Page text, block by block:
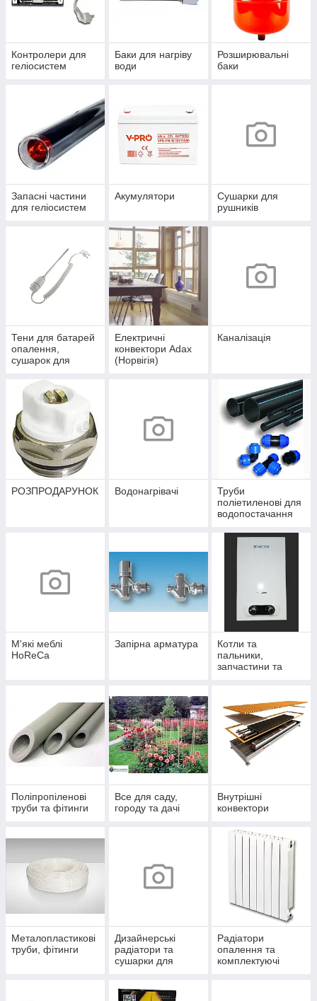
Контролери для
геліосистем
Баки для нагріву
води
Розширювальні
баки
Запасні частини
для геліосистем
Акумулятори
Сушарки для
рушників
Тени для батарей
опалення,
сушарок для
Електричні
конвектори Adax
(Норвігія)
Каналізація
РОЗПРОДАРУНОК Водонагрівачі
Труби
поліетиленові для
водопостачання
М'які меблі
HoReCa
Запірна арматура
Котли та
пальники,
запчастини та
Поліпропіленові
труби та фітинги
Все для саду,
городу та дачі
Внутрішні
конвектори
Металопластикові
труби, фітинги
Дизайнерські
радіатори та
сушарки для
Радіатори
опалення та
комплектуючі